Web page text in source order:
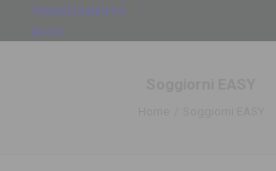
FINANZIAMENTO
BLOG